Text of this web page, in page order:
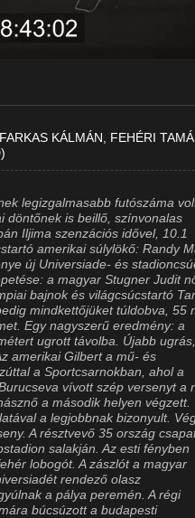
KÁLMÁN, FEHÉRI
legizgalmasabb futószáma
döntőnek is beillő, színvonalas
Iljima szenzációs idővel, 10.1
amerikai súlylökő: Randy
új Universiade- és
a magyar Stugner Judit
bajnok és világcsúcstartó
mindkettőjüket túldobva, 55
Egy nagyszerű eredmény: a
ugrott távolba. Újabb
amerikai Gilbert a mű- és
a Sportcsarnokban, ahol a
vívott szép versenyt a
a második helyen végzett.
a legjobbnak bizonyult.
A résztvevő 35 ország
salakján. Az esti fényben
lobogót. A zászlót a magyar
rendező olasz
a pálya peremén. A régi
búcsúzott a budapesti